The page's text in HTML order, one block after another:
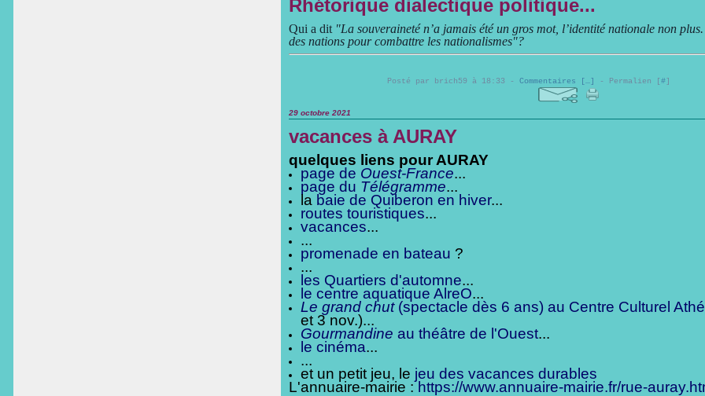
Rhétorique dialectique politique...
Qui a dit "La souveraineté n’a jamais été un gros mot, l’identité nationale non
des nations pour combattre les nationalismes"?
Posté par brich59 à 18:33 - Commentaires […] - Permalien [#]
29 octobre 2021
vacances à AURAY
quelques liens pour AURAY
page de Ouest-France...
page du Télégramme...
la baie de Quiberon en hiver...
routes touristiques...
vacances...
...
promenade en bateau ?
...
les Quartiers d'automne...
le centre aquatique AlreO...
Le grand chut(spectacle dès 6 ans) au Centre Culturel
et 3 nov.)...
Gourmandine au théâtre de l'Ouest...
le cinéma...
...
et un petit jeu, le jeu des vacances durables
L'annuaire-mairie :https://www.annuaire-mairie.fr/rue-